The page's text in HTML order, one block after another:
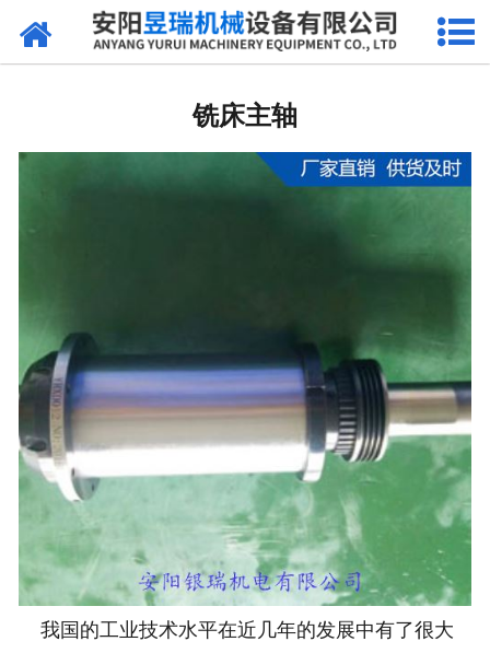
网站首页
厂区环境
铣床主轴
我国的工业技术水平在近几年的发展中有了很大